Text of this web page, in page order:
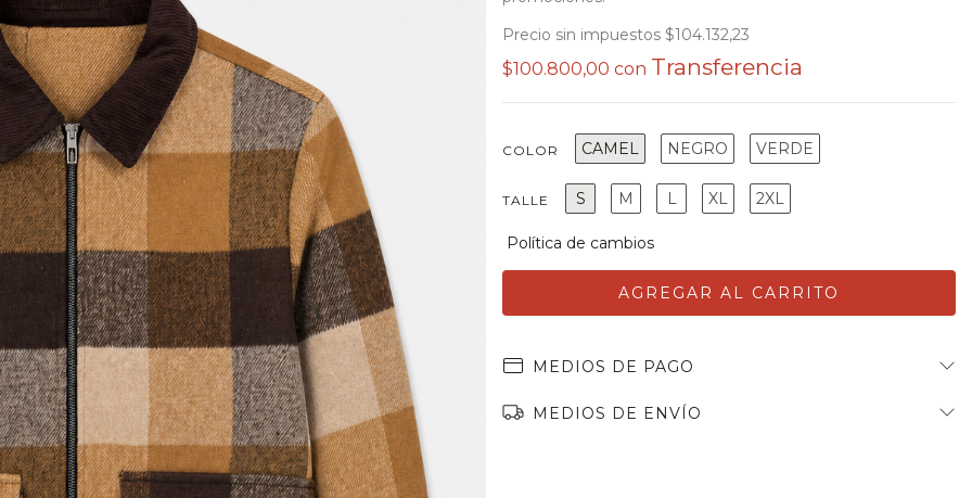
Precio sin impuestos $104.132,23
$100.800,00 con
COLOR CAMEL NEGRO VERDE
TALLE S M L XL 2XL
MEDIOS DE PAGO
MEDIOS DE ENVÍO